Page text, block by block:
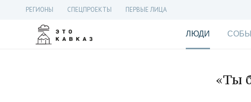
РЕГИОНЫ СПЕЦПРОЕКТЫ ПЕРВЫЕ ЛИЦА
ЛЮДИ
«Ты